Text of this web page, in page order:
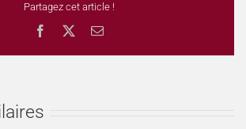
Partagez cet article !
Facebook Email